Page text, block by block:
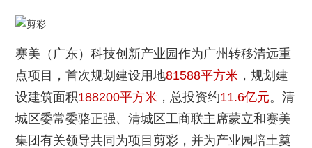
赛美（广东）科技创新产业园作为广州转移清远重
点项目，首次规划建设用地81588平方米 ，规划建
设建筑面积188200平方米 ，总投资约11.6亿元。清
城区委常委骆正强、清城区工商联主席蒙立和赛美
集团有关领导共同为项目剪彩，并为产业园培土奠